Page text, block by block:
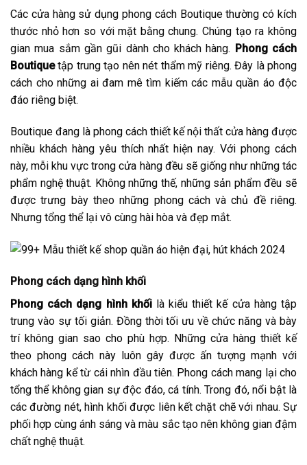
Các cửa hàng sử dụng phong cách Boutique thường có kích
thước nhỏ hơn so với mặt bằng chung. Chúng tạo ra không
gian mua sắm gần gũi dành cho khách hàng. Phong cách
Boutiquetập trung tạo nên nét thẩm mỹ riêng. Đây là phong
cách cho những ai đam mê tìm kiếm các mẫu quần áo độc
đáo riêng biệt.
Boutique đang là phong cách thiết kế nội thất cửa hàng được
nhiều khách hàng yêu thích nhất hiện nay. Với phong cách
này, mỗi khu vực trong cửa hàng đều sẽ giống như những tác
phẩm nghệ thuật. Không những thế, những sản phẩm đều sẽ
được trưng bày theo những phong cách và chủ đề riêng.
Nhưng tổng thể lại vô cùng hài hòa và đẹp mắt.
Phong cách dạng hình khối
Phong cách dạng hình khốilà kiểu thiết kế cửa hàng tập
trung vào sự tối giản. Đồng thời tối ưu về chức năng và bày
trí không gian sao cho phù hợp. Những cửa hàng thiết kế
theo phong cách này luôn gây được ấn tượng mạnh với
khách hàng kể từ cái nhìn đầu tiên. Phong cách mang lại cho
tổng thể không gian sự độc đáo, cá tính. Trong đó, nổi bật là
các đường nét, hình khối được liên kết chặt chẽ với nhau. Sự
phối hợp cùng ánh sáng và màu sắc tạo nên không gian đậm
chất nghệ thuật.